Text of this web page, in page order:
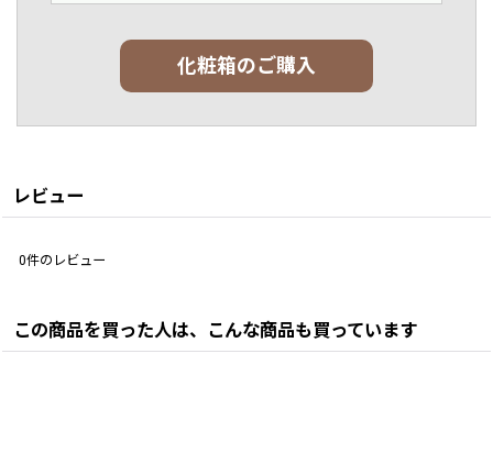
化粧箱のご購入
レビュー
0件のレビュー
この商品を買った人は、こんな商品も買っています